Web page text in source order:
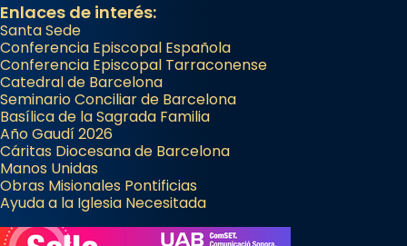
Enlaces de interés:
Santa Sede
Conferencia Episcopal Española
Conferencia Episcopal Tarraconense
Catedral de Barcelona
Seminario Conciliar de Barcelona
Basílica de la Sagrada Familia
Año Gaudí 2026
Cáritas Diocesana de Barcelona
Manos Unidas
Obras Misionales Pontificias
Ayuda a la Iglesia Necesitada